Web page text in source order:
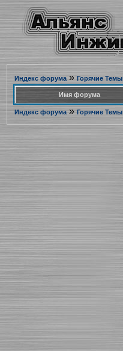
Индекс форума» Горячие Темы
Имя форума
Индекс форума» Горячие Темы